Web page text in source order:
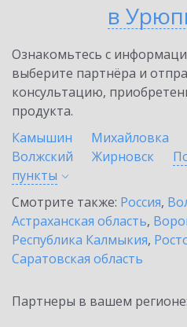
в
Ознакомьтесь с
выберите партнёра и
консультацию,
продукта.
Камышин
Михайловка
Волжский
Жирновск
пункты
Смотрите также: Россия,
Астраханская область,
Республика Калмыкия,
Саратовская область
Партнеры в вашем регионе: